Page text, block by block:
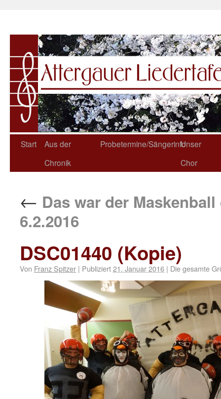
Start
Aus der
Chronik
Probetermine/SängerinfoUnser
Chor
← Das war der
6.2.2016
DSC01440 (Kopie)
Von Franz Spitzer | Publiziert21. Januar 2016 | Die gesamte